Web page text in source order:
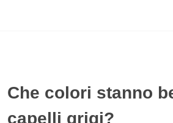
Che colori stanno
capelli grigi?